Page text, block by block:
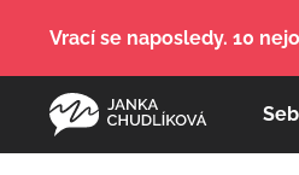
Vrací se naposledy. 10